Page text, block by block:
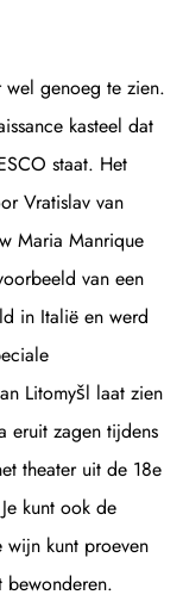
genoeg te zien.
kasteel dat
staat. Het
Vratislav van
Maria Manrique
van een
in Italië en werd
Litomyšl laat zien
eruit zagen tijdens
theater uit de 18e
kunt ook de
wijn kunt proeven
bewonderen.